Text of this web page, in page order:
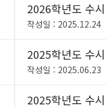
2026학년도 수
작성일 : 2025.12.24
2025학년도 수
작성일 : 2025.06.23
2025학년도 수